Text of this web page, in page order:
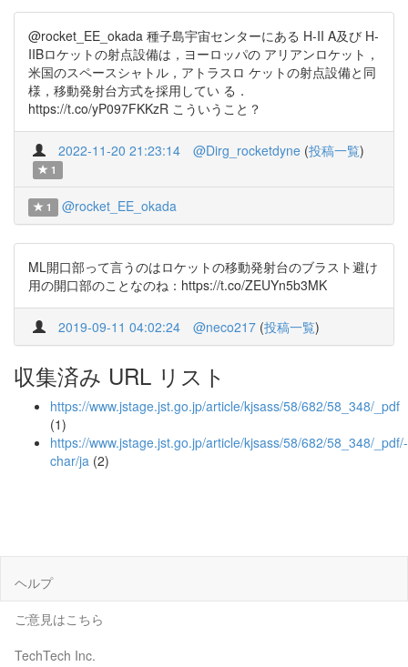
@rocket_EE_okada 種子島宇宙センターにある H-II A及び H-
IIBロケットの射点設備は，ヨーロッパの アリアンロケット，
米国のスペースシャトル，アトラスロ ケットの射点設備と同
様，移動発射台方式を採用してい る．
https://t.co/yP097FKKzR こういうこと？
2022-11-20 21:23:14 @Dirg_rocketdyne (投稿一覧)
1
1 @rocket_EE_okada
ML開口部って言うのはロケットの移動発射台のブラスト避け
用の開口部のことなのね：https://t.co/ZEUYn5b3MK
2019-09-11 04:02:24 @neco217 (投稿一覧)
収集済み URL リスト
https://www.jstage.jst.go.jp/article/kjsass/58/682/58_348/_pdf
(1)
https://www.jstage.jst.go.jp/article/kjsass/58/682/58_348/_pdf/-
char/ja (2)
ヘルプ
ご意見はこちら
TechTech Inc.